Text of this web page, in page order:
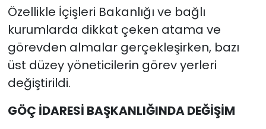
Özellikle İçişleri Bakanlığı ve bağlı
kurumlarda dikkat çeken atama ve
görevden almalar gerçekleşirken, bazı
üst düzey yöneticilerin görev yerleri
değiştirildi.
GÖÇ İDARESİ BAŞKANLIĞINDA DEĞİŞİM